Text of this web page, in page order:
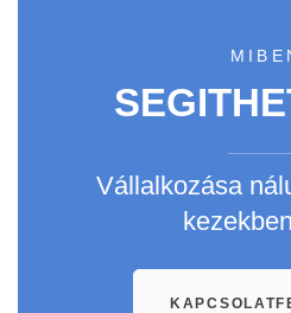
Vállalkozása